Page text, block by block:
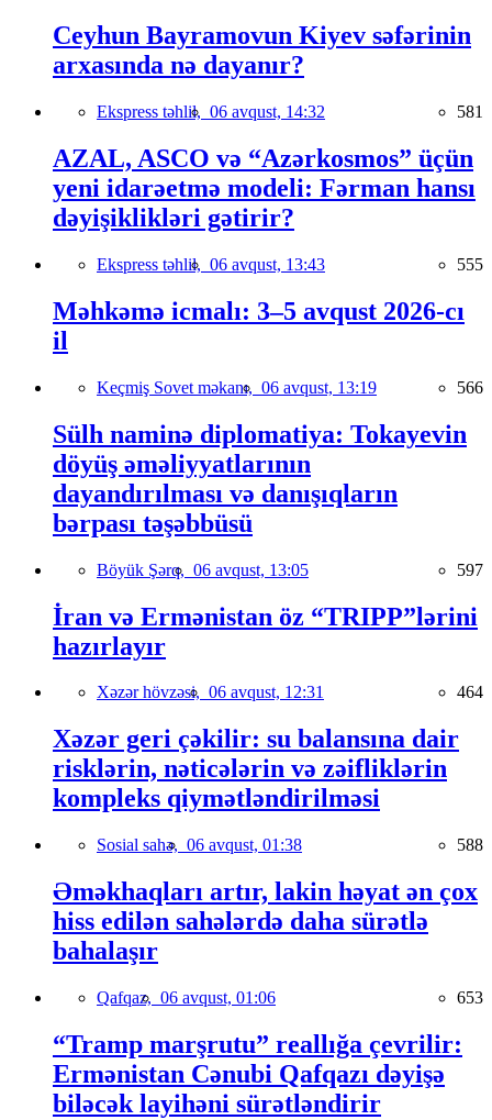
Ceyhun Bayramovun Kiyev səfərinin
arxasında nə dayanır?
Ekspress təhlil, 06 avqust, 14:32 581
AZAL, ASCO və “Azərkosmos” üçün
yeni idarəetmə modeli: Fərman hansı
dəyişiklikləri gətirir?
Ekspress təhlil, 06 avqust, 13:43 555
Məhkəmə icmalı: 3–5 avqust 2026-cı
il
Keçmiş Sovet məkanı, 06 avqust, 13:19 566
Sülh naminə diplomatiya: Tokayevin
döyüş əməliyyatlarının
dayandırılması və danışıqların
bərpası təşəbbüsü
Böyük Şərq, 06 avqust, 13:05 597
İran və Ermənistan öz “TRIPP”lərini
hazırlayır
Xəzər hövzəsi, 06 avqust, 12:31 464
Xəzər geri çəkilir: su balansına dair
risklərin, nəticələrin və zəifliklərin
kompleks qiymətləndirilməsi
Sosial sahə, 06 avqust, 01:38 588
Əməkhaqları artır, lakin həyat ən çox
hiss edilən sahələrdə daha sürətlə
bahalaşır
Qafqaz, 06 avqust, 01:06 653
“Tramp marşrutu” reallığa çevrilir:
Ermənistan Cənubi Qafqazı dəyişə
biləcək layihəni sürətləndirir